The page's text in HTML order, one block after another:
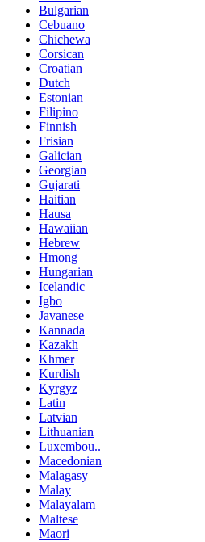
Bulgarian
Cebuano
Chichewa
Corsican
Croatian
Dutch
Estonian
Filipino
Finnish
Frisian
Galician
Georgian
Gujarati
Haitian
Hausa
Hawaiian
Hebrew
Hmong
Hungarian
Icelandic
Igbo
Javanese
Kannada
Kazakh
Khmer
Kurdish
Kyrgyz
Latin
Latvian
Lithuanian
Luxembou..
Macedonian
Malagasy
Malay
Malayalam
Maltese
Maori